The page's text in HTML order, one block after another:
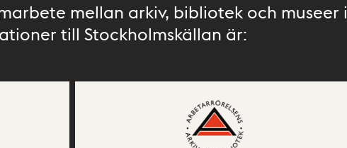
mellan arkiv, bibliotek och museer i
till Stockholmskällan är: